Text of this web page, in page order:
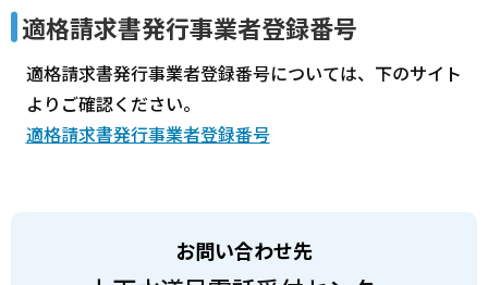
適格請求書発行事業者登録番号
適格請求書発行事業者登録番号については、下のサイト
よりご確認ください。
適格請求書発行事業者登録番号
お問い合わせ先